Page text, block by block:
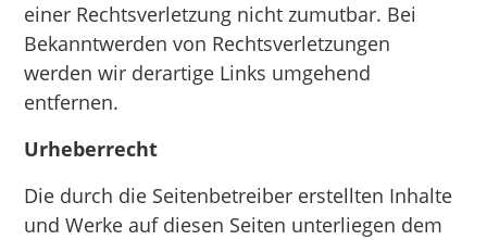
einer Rechtsverletzung nicht zumutbar. Bei
Bekanntwerden von Rechtsverletzungen
werden wir derartige Links umgehend
entfernen.
Urheberrecht
Die durch die Seitenbetreiber erstellten Inhalte
und Werke auf diesen Seiten unterliegen dem